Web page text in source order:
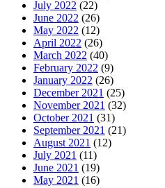
July 2022 (22)
June 2022 (26)
May 2022 (12)
April 2022 (26)
March 2022 (40)
February 2022 (9)
January 2022 (26)
December 2021 (25)
November 2021 (32)
October 2021 (31)
September 2021 (21)
August 2021 (12)
July 2021 (11)
June 2021 (19)
May 2021 (16)